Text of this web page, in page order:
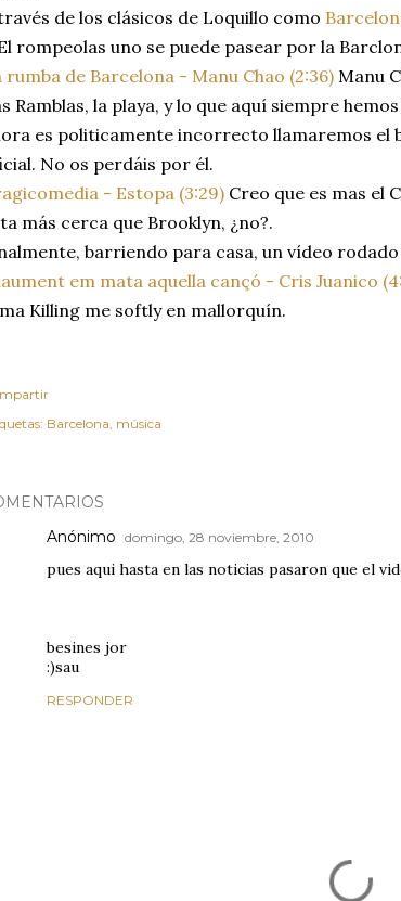
de los clásicos de Loquillo como
rompeolas uno se puede pasear por la
rumba de Barcelona - Manu Chao (2:36) Manu
Ramblas, la playa, y lo que aquí siempre
es politicamente incorrecto llamaremos el
No os perdáis por él.
- Estopa (3:29) Creo que es mas el
más cerca que Brooklyn, ¿no?.
barriendo para casa, un vídeo
em mata aquella cançó - Cris Juanico
Killing me softly en mallorquín.
Barcelona música
Anónimo domingo, 28 noviembre, 2010
pues aqui hasta en las noticias pasaron que el
besines jor
:)sau
RESPONDER